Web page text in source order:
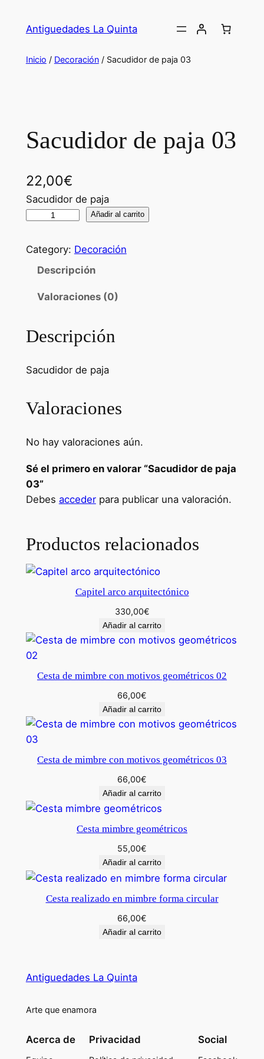
Antiguedades La Quinta
Inicio / Decoración/ Sacudidor de paja 03
Sacudidor de paja 03
22,00€
Sacudidor de paja
S
c
e
0
c
a
n
i
d
a
Añadir al carrito
Category: Decoración
Descripción
Valoraciones (0)
Descripción
Sacudidor de paja
Valoraciones
No hay valoraciones aún.
Sé el primero en valorar “Sacudidor de paja
03”
Debes accederpara publicar una valoración.
Productos relacionados
Capitel arco arquitectónico
330,00€
Añadir al carrito
Cesta de mimbre con motivos geométricos 02
66,00€
Añadir al carrito
Cesta de mimbre con motivos geométricos 03
66,00€
Añadir al carrito
Cesta mimbre geométricos
55,00€
Añadir al carrito
Cesta realizado en mimbre forma circular
66,00€
Añadir al carrito
Antiguedades La Quinta
Arte que enamora
Acerca de Privacidad Social